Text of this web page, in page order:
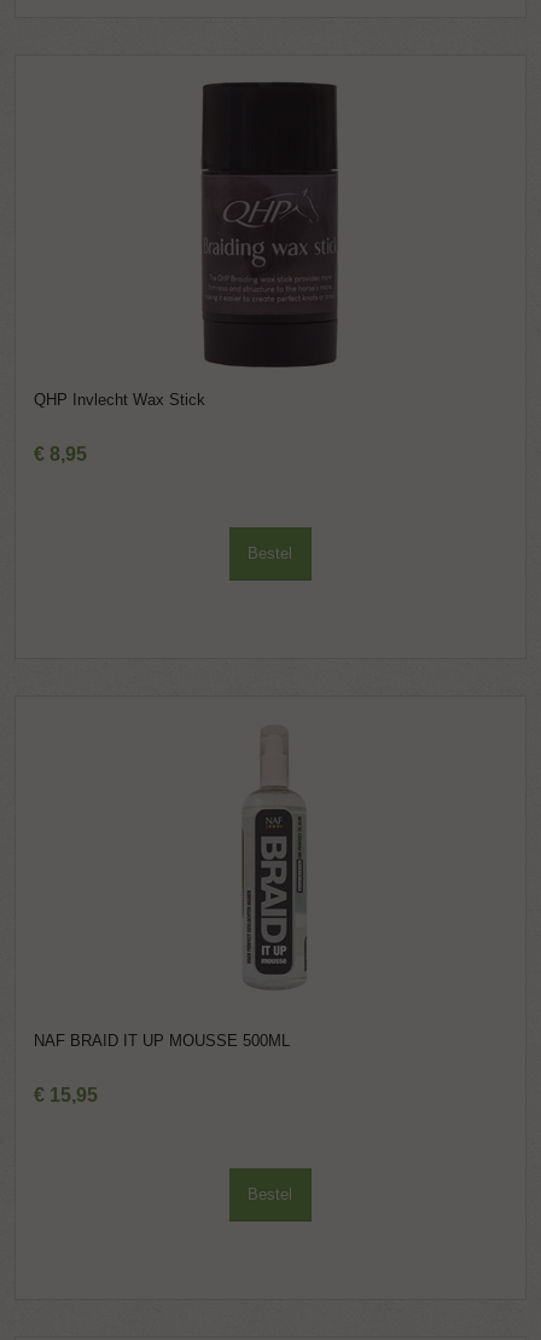
QHP Invlecht Wax Stick
€ 8,95
Bestel
NAF BRAID IT UP MOUSSE 500ML
€ 15,95
Bestel